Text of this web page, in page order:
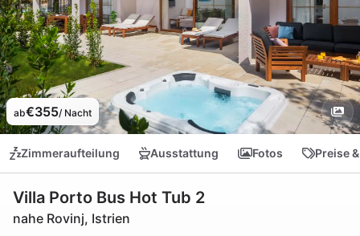
ab€355/ Nacht
Zimmeraufteilung Ausstattung Fotos Preise
Villa Porto Bus Hot Tub 2
nahe Rovinj, Istrien